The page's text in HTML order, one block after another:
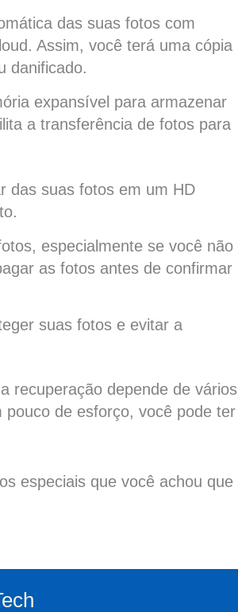
das suas fotos com
Assim, você terá uma cópia
danificado.
expansível para armazenar
a transferência de fotos para
das suas fotos em um HD
especialmente se você não
as fotos antes de confirmar
suas fotos e evitar a
recuperação depende de vários
de esforço, você pode ter
especiais que você achou que